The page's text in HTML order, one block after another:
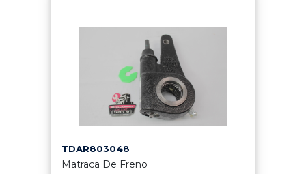
TDAR803048
Matraca De Freno